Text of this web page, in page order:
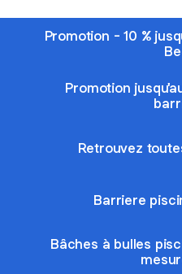
Promotion - 10 %
Promotion
Retrouvez
Barriere
Bâches à bulles